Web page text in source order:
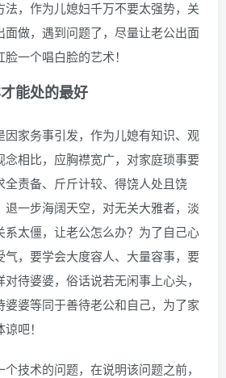
，作为儿媳妇千万不要太强势，关
面做，遇到问题了，尽量让老公出面
一个唱白脸的艺术！
能处的最好
因家务事引发，作为儿媳有知识、观
念相比，应胸襟宽广，对家庭琐事要
全责备、斤斤计较、得饶人处且饶
退一步海阔天空，对无关大雅者，淡
系太僵，让老公怎么办？为了自己心
气，要学会大度容人、大量容事，要
待婆婆，俗话说若无闲事上心头，
婆等同于善待老公和自己，为了家
吧！
技术的问题，在说明该问题之前，